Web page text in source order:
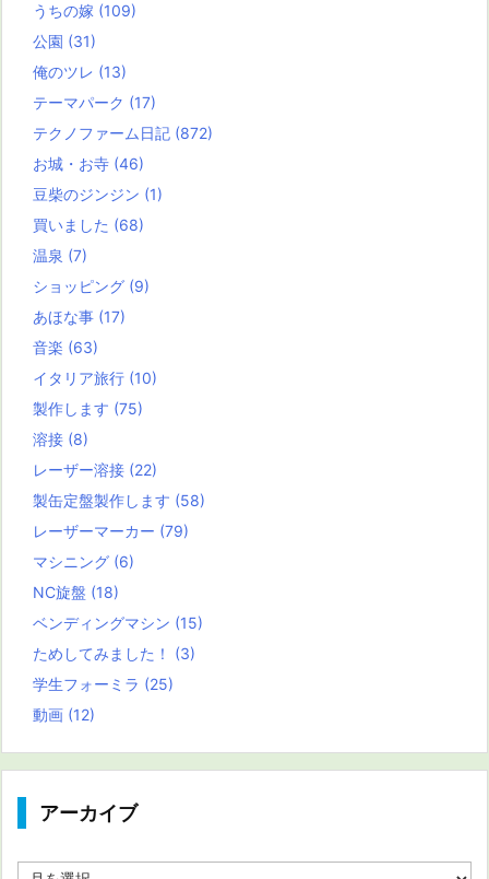
うちの嫁 (109)
公園 (31)
俺のツレ (13)
テーマパーク (17)
テクノファーム日記 (872)
お城・お寺 (46)
豆柴のジンジン (1)
買いました (68)
温泉 (7)
ショッピング (9)
あほな事 (17)
音楽 (63)
イタリア旅行 (10)
製作します (75)
溶接 (8)
レーザー溶接 (22)
製缶定盤製作します (58)
レーザーマーカー (79)
マシニング (6)
NC旋盤 (18)
ベンディングマシン (15)
ためしてみました！ (3)
学生フォーミラ (25)
動画 (12)
アーカイブ